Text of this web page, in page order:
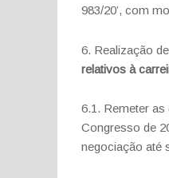
983/20’, com
6. Realização
relativos à
6.1. Remeter
Congresso de
negociação até